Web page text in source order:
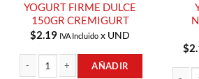
YOGURT FIRME DULCE
150GR CREMIGURT
$2.19 IVA Incluido x UND
AÑADIR
$